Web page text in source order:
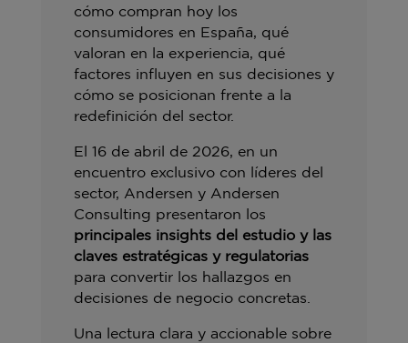
cómo compran hoy los
consumidores en España, qué
valoran en la experiencia, qué
factores influyen en sus decisiones y
cómo se posicionan frente a la
redefinición del sector.
El 16 de abril de 2026, en un
encuentro exclusivo con líderes del
sector, Andersen y Andersen
Consulting presentaron los
principales insights del estudio y las
claves estratégicas y regulatorias
para convertir los hallazgos en
decisiones de negocio concretas.
Una lectura clara y accionable sobre